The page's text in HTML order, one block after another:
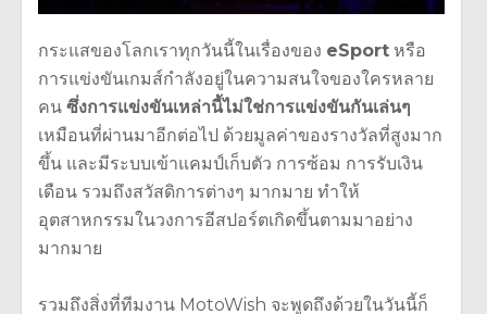
กระแสของโลกเราทุกวันนี้ในเรื่องของ eSport หรือ
การแข่งขันเกมส์กำลังอยู่ในความสนใจของใครหลาย
คน ซึ่งการแข่งขันเหล่านี้ไม่ใช่การแข่งขันกันเล่นๆ
เหมือนที่ผ่านมาอีกต่อไป ด้วยมูลค่าของรางวัลที่สูงมาก
ขึ้น และมีระบบเข้าแคมป์เก็บตัว การซ้อม การรับเงิน
เดือน รวมถึงสวัสดิการต่างๆ มากมาย ทำให้
อุตสาหกรรมในวงการอีสปอร์ตเกิดขึ้นตามมาอย่าง
มากมาย
รวมถึงสิ่งที่ทีมงาน MotoWish จะพูดถึงด้วยในวันนี้ก็